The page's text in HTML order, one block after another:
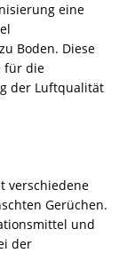
eine
Boden. Diese
für die
der Luftqualität
verschiedene
Gerüchen.
und
der